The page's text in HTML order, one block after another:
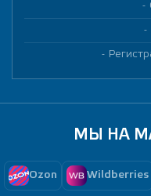
МЫ НА
Ozon Wildberries